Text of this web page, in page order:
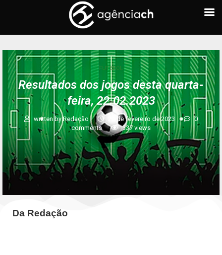
FUTEBOL
Resultados dos jogos desta quarta-
feira, 22.02.2023
written byRedação 22 de fevereiro de 2023
0
comments
337 views
Da Redação